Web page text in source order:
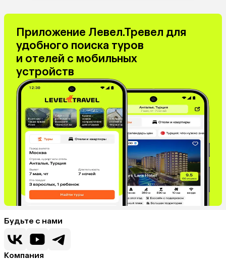
Приложение Левел.Тревел для
удобного поиска туров
и отелей с мобильных
устройств
Будьте с нами
Компания